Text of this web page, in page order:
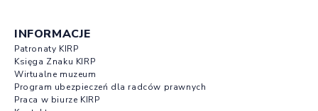
INFORMACJE
Patronaty KIRP
Księga Znaku KIRP
Wirtualne muzeum
Program ubezpieczeń dla radców prawnych
Praca w biurze KIRP